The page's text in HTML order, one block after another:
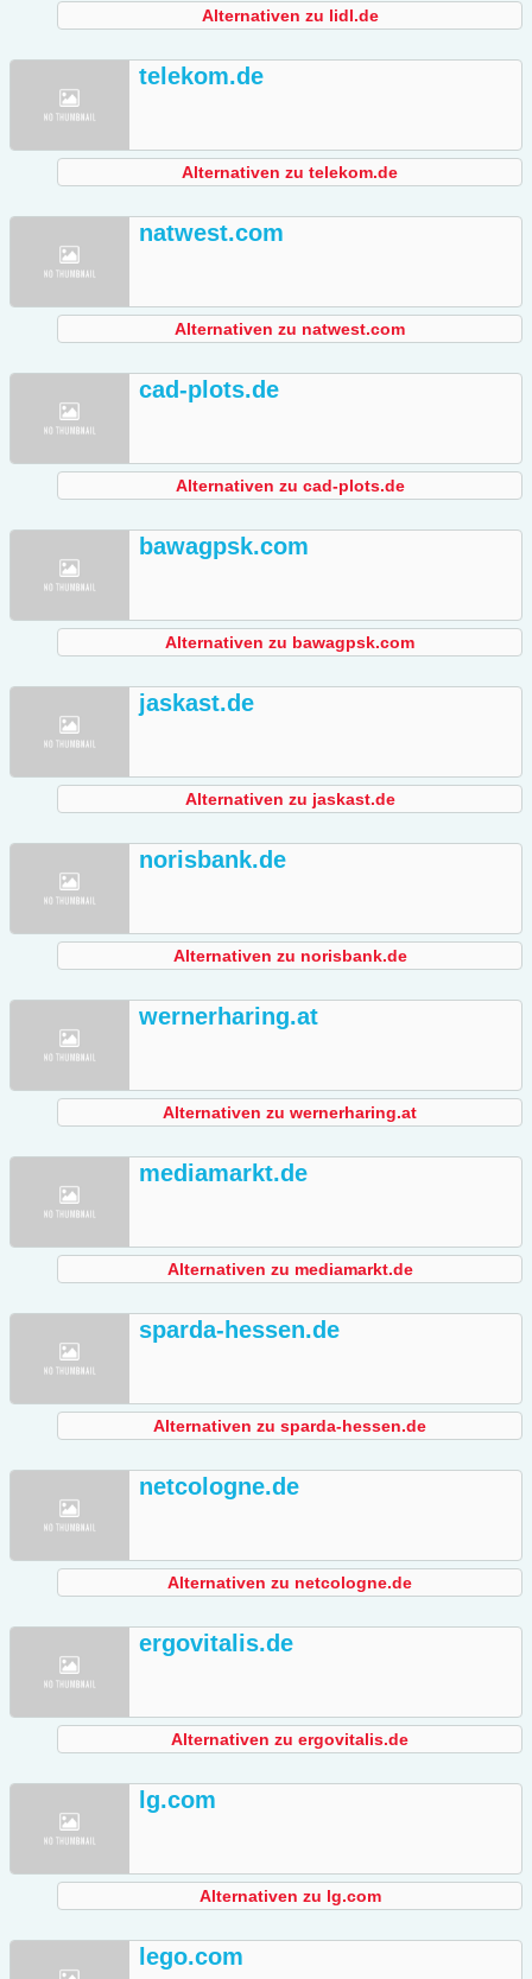
Alternativen zu lidl.de
telekom.de
Alternativen zu telekom.de
natwest.com
Alternativen zu natwest.com
cad-plots.de
Alternativen zu cad-plots.de
bawagpsk.com
Alternativen zu bawagpsk.com
jaskast.de
Alternativen zu jaskast.de
norisbank.de
Alternativen zu norisbank.de
wernerharing.at
Alternativen zu wernerharing.at
mediamarkt.de
Alternativen zu mediamarkt.de
sparda-hessen.de
Alternativen zu sparda-hessen.de
netcologne.de
Alternativen zu netcologne.de
ergovitalis.de
Alternativen zu ergovitalis.de
lg.com
Alternativen zu lg.com
lego.com